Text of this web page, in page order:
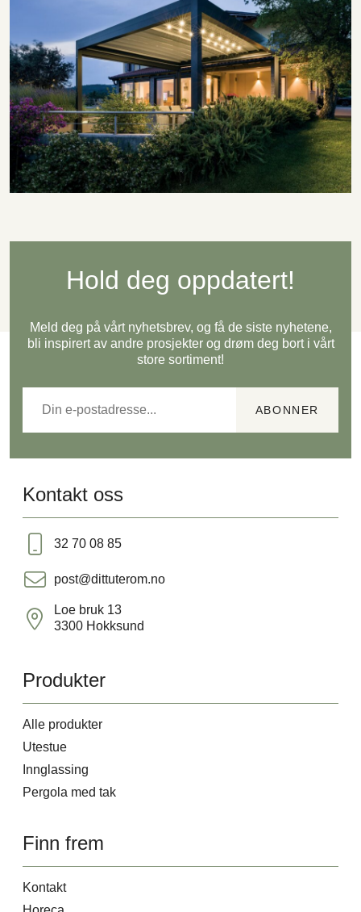
Hold deg oppdatert!
Meld deg på vårt nyhetsbrev, og få de siste nyhetene,
bli inspirert av andre prosjekter og drøm deg bort i vårt
store sortiment!
Kontakt oss
32 70 08 85
post@dittuterom.no
Loe bruk 13
3300 Hokksund
Produkter
Alle produkter
Utestue
Innglassing
Pergola med tak
Finn frem
Kontakt